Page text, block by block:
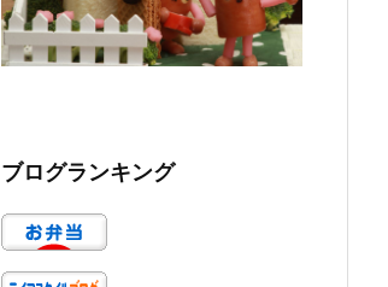
ブログランキング